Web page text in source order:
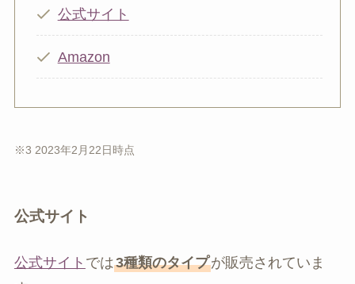
公式サイト
Amazon
※3 2023年2月22日時点
公式サイト
公式サイト では3種類のタイプが販売されていま